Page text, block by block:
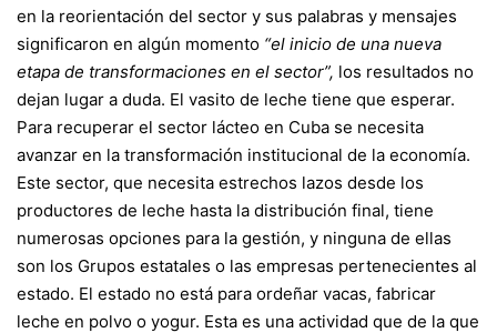
en la reorientación del sector y sus palabras y mensajes
significaron en algún momento “el inicio de una nueva
etapa de transformaciones en el sector”, los resultados no
dejan lugar a duda. El vasito de leche tiene que esperar.
Para recuperar el sector lácteo en Cuba se necesita
avanzar en la transformación institucional de la economía.
Este sector, que necesita estrechos lazos desde los
productores de leche hasta la distribución final, tiene
numerosas opciones para la gestión, y ninguna de ellas
son los Grupos estatales o las empresas pertenecientes al
estado. El estado no está para ordeñar vacas, fabricar
leche en polvo o yogur. Esta es una actividad que de la que